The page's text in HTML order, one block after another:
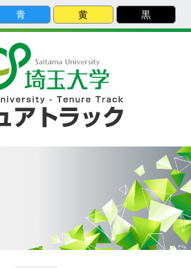
青 黄 黒
玉大学
大学 テニュ